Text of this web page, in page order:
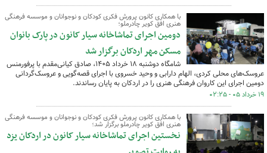
با همکاری کانون پرورش فکری کودکان و نوجوانان و موسسه فرهنگی
هنری افق کویر چادرملو؛
دومین اجرای تماشاخانه سیار کانون در پارک بانوان
مسکن مهر اردکان برگزار شد
شامگاه دوشنبه ۱۸ خرداد ۱۴۰۵، صادق کیانی‌مقدم با پرفورمنس
عروسک‌های محلی کردی، الهام دارابی و وحید خسروی با اجرای قصه‌گویی و عروسک‌گردانی
دومین اجرای این کاروان فرهنگی هنری را در اردکان به پایان رساندند.
۱۹ خرداد ۰۵ - ۰۲:۲۵
با همکاری کانون پرورش فکری کودکان و نوجوانان و موسسه فرهنگی
هنری افق کویر چادرملو برگزار شد؛
نخستین اجرای تماشاخانه سیار کانون در اردکان یزد